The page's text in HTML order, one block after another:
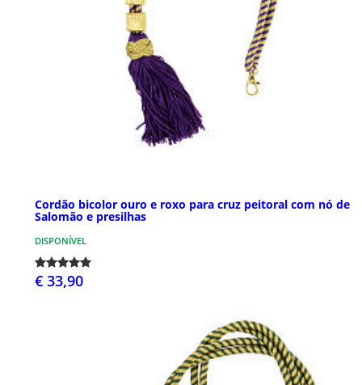
Cordão bicolor ouro e roxo para cruz peitoral com nó de
Salomão e presilhas
DISPONÍVEL
€ 33,90